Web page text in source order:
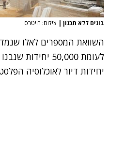
בונים ללא תכנון | צילום: רויטרס
השוואת המספרים לאלו
יחידות דיור לאוכלוסיה